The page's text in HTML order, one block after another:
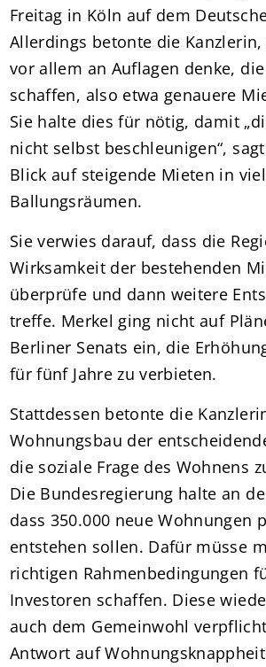
Freitag in Köln auf dem
Allerdings betonte die Kanzlerin,
vor allem an Auflagen denke,
schaffen, also etwa genauere
Sie halte dies für nötig, damit
nicht selbst beschleunigen“,
Blick auf steigende Mieten in
Ballungsräumen.
Sie verwies darauf, dass die
Wirksamkeit der bestehenden
überprüfe und dann weitere
treffe. Merkel ging nicht auf
Berliner Senats ein, die
für fünf Jahre zu verbieten.
Stattdessen betonte die
Wohnungsbau der
die soziale Frage des Wohnens
Die Bundesregierung halte an
dass 350.000 neue Wohnungen
entstehen sollen. Dafür müsse
richtigen Rahmenbedingungen
Investoren schaffen. Diese
auch dem Gemeinwohl
Antwort auf